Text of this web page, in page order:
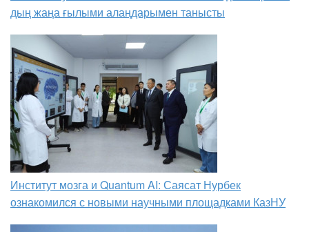
дың жаңа ғылыми алаңдарымен танысты
Институт мозга и Quantum AI: Саясат Нурбек
ознакомился с новыми научными площадками КазНУ